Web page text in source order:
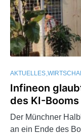
AKTUELLES
Infineon
des KI-Booms
Der Münchner
an ein Ende des